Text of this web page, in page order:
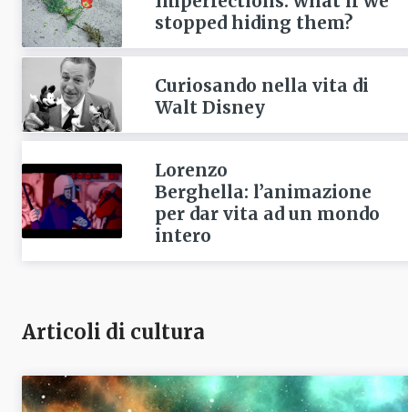
stopped hiding them?
Curiosando nella vita di
Walt Disney
Lorenzo
Berghella: l’animazione
per dar vita ad un mondo
intero
Articoli di cultura